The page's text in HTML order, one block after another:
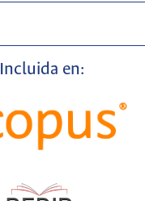
Incluida en: